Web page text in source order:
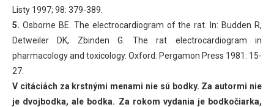
Listy 1997; 98: 379-389.
5. Osborne BE. The electrocardiogram of the rat. In: Budden R,
Detweiler DK, Zbinden G. The rat electrocardiogram in
pharmacology and toxicology. Oxford: Pergamon Press 1981: 15-
27.
V citáciách za krstnými menami nie sú bodky. Za autormi nie
je dvojbodka, ale bodka. Za rokom vydania je bodkočiarka,